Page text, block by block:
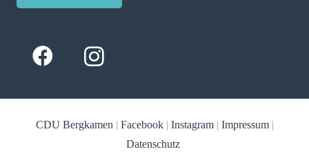
CDU Bergkamen | Facebook| Instagram| Impressum|
Datenschutz